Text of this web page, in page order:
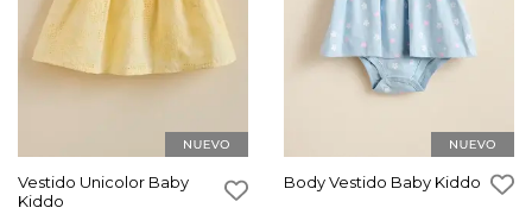
Vestido Unicolor Baby
Kiddo
Body Vestido Baby Kiddo